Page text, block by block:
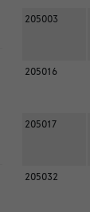
205003
205016
205017
205032